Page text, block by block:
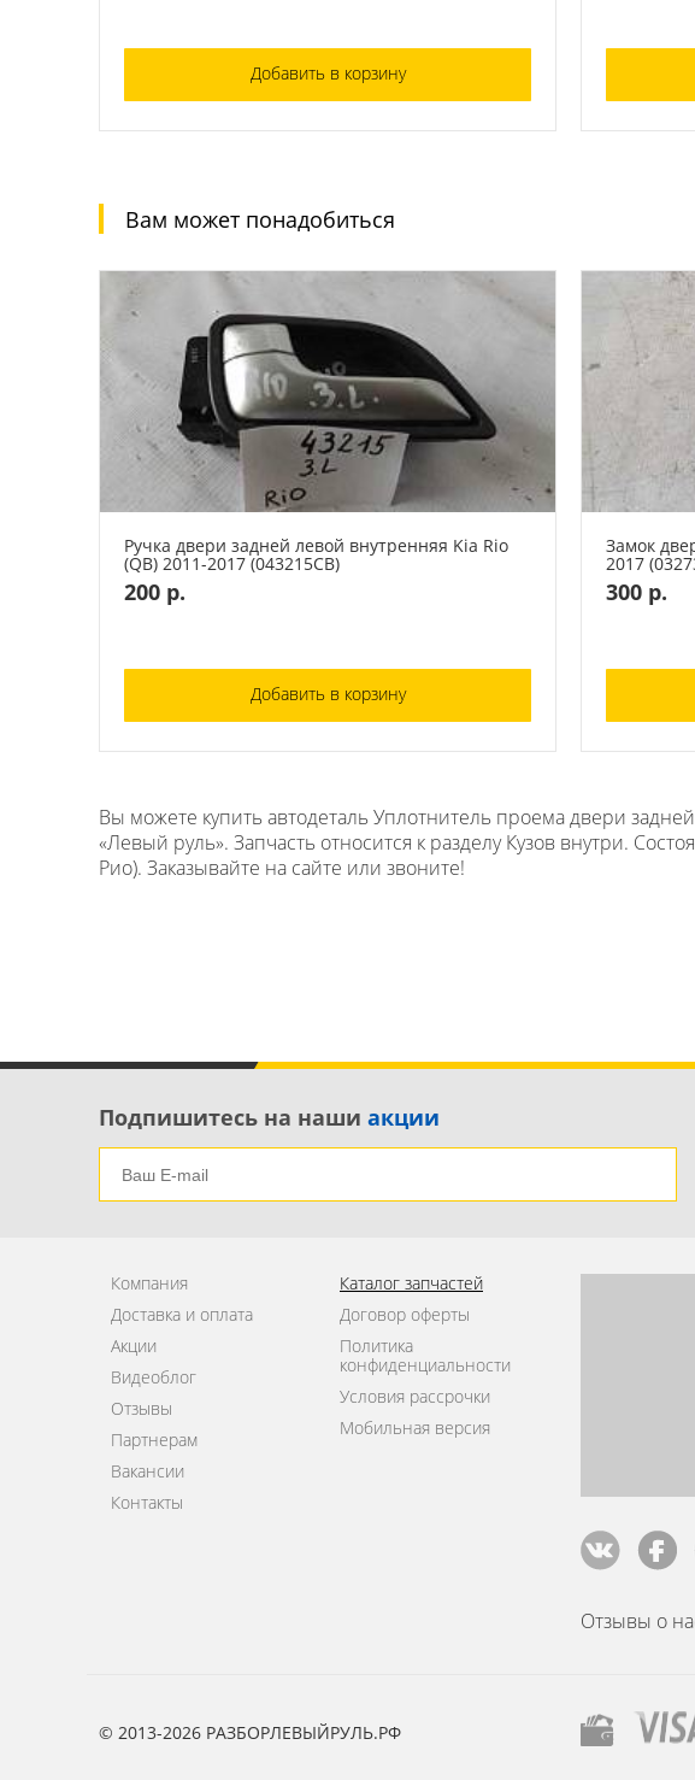
Добавить в корзину
Вам может понадобиться
Ручка двери задней левой внутренняя Kia Rio
(QB) 2011-2017 (043215СВ)
200 р.
Добавить в корзину
Замок
2017
300 р.
Вы можете купить автодеталь Уплотнитель проема двери
«Левый руль». Запчасть относится к разделу Кузов внутри.
Рио). Заказывайте на сайте или звоните!
Подпишитесь на наши акции
Компания
Доставка и оплата
Акции
Видеоблог
Отзывы
Партнерам
Вакансии
Контакты
Каталог запчастей
Договор оферты
Политика
конфиденциальности
Условия рассрочки
Мобильная версия
Отзывы о
© 2013-2026 РАЗБОРЛЕВЫЙРУЛЬ.РФ